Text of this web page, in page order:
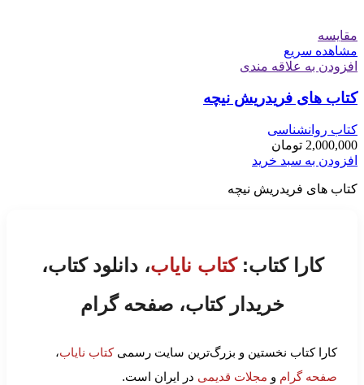
مقایسه
مشاهده سریع
افزودن به علاقه مندی
کتاب های فریدریش نیچه
کتاب روانشناسی
2,000,000 تومان
افزودن به سبد خرید
کتاب های فریدریش نیچه
کارا کتاب:کتاب نایاب، دانلود کتاب،
خریدار کتاب، صفحه گرام
کارا کتاب نخستین و بزرگ‌ترین سایت رسمیکتاب نایاب،
صفحه گرام و مجلات قدیمی در ایران است.